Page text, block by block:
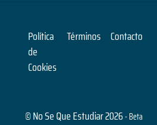
Política
de
Cookies
Términos Contacto
© No Se Que Estudiar 2026- Beta